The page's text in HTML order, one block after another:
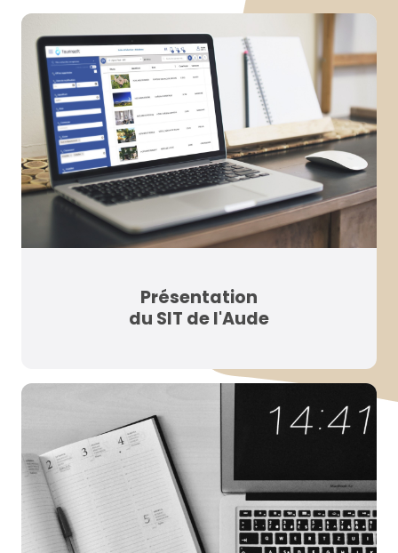
Présentation
du SIT de l'Aude